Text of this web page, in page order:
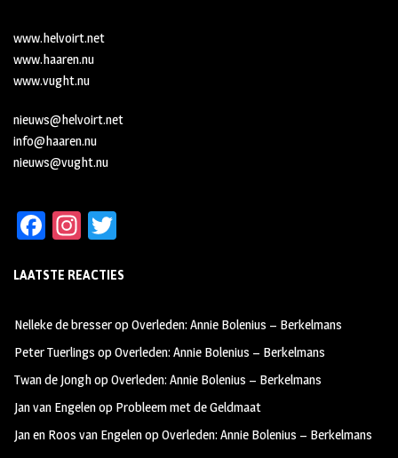
www.helvoirt.net
www.haaren.nu
www.vught.nu
nieuws@helvoirt.net
info@haaren.nu
nieuws@vught.nu
Fa
b
oo
k
In
ag
m
tt
LAATSTE REACTIES
Nelleke de bresseropOverleden: Annie Bolenius – Berkelmans
Peter Tuerlings opOverleden: Annie Bolenius – Berkelmans
Twan de JonghopOverleden: Annie Bolenius – Berkelmans
Jan van Engelenop Probleem met de Geldmaat
Jan en Roos van EngelenopOverleden: Annie Bolenius – Berkelmans